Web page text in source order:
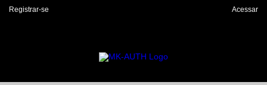
Registrar-se Acessar